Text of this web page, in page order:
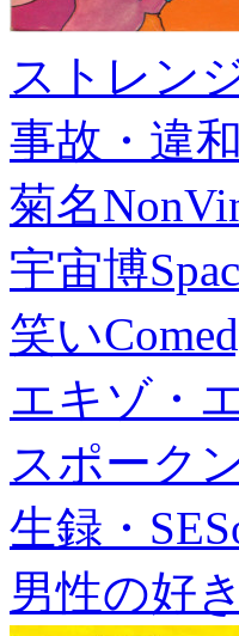
ストレン
事故・違
菊名
宇宙博
笑い
エキゾ・
スポーク
生録・SE
男性の好